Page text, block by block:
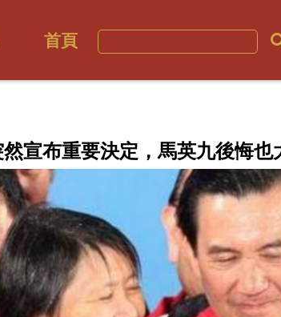
首頁
宣布重要決定，馬英九後悔也